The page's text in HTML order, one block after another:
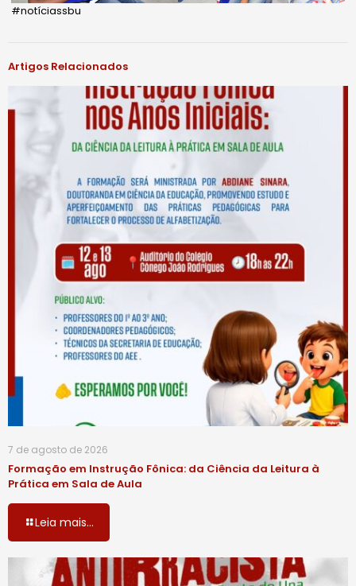
#notíciassbu
Artigos Relacionados
7 de agosto de 2026
Formação em Instrução Fônica: da Ciência da Leitura à
Prática em Sala de Aula
Leia mais...